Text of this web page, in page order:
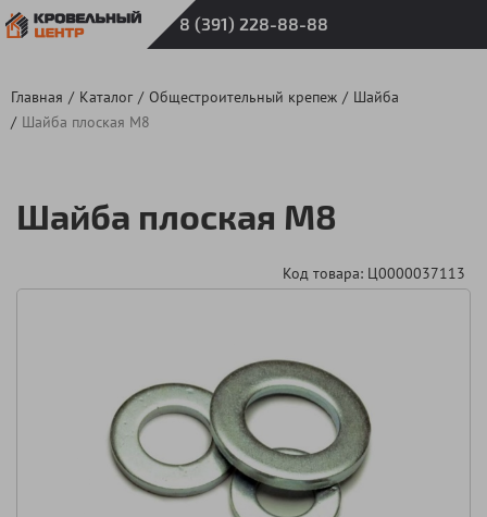
8 (391) 228-88-88
Главная Каталог Общестроительный крепеж
Шайба
Шайба плоская М8
Шайба плоская М8
Код товара: Ц0000037113